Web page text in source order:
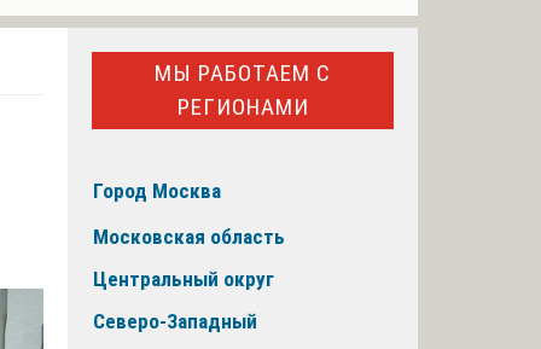
МЫ РАБОТАЕМ С
РЕГИОНАМИ
Город Москва
Московская область
Центральный округ
Северо-Западный